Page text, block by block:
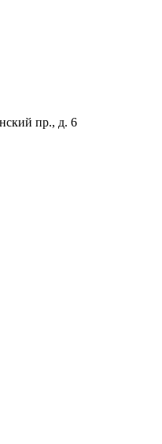
пр., д. 6